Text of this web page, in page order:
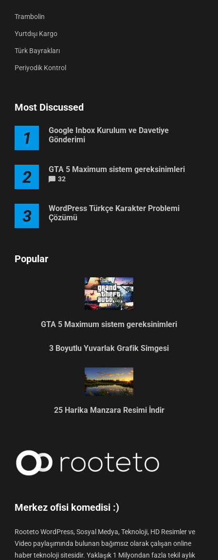
Trambolin
Yurtdışı Kargo
Türk Bayrakları
Periyodik Kontrol
Most Discussed
1
Google Inbox Kurulum ve Davetiye
Gönderimi
2 GTA 5 Maximum sistem gereksinimleri
32
3
WordPress Türkçe Karakter Problemi
Çözümü
Popular
GTA 5 Maximum sistem gereksinimleri
3 Boyutlu Yuvarlak Grafik Simgesi
25 Harika Manzara Resimi İndir
Merkez ofisi komedisi :)
Rooteto WordPress, Sosyal Medya, Teknoloji, HD Resimler ve
Video paylaşımında bulunan bağımsız olarak çalışan online
haber teknoloji sitesidir. Yaklaşık 1 Milyondan fazla tekil aylık